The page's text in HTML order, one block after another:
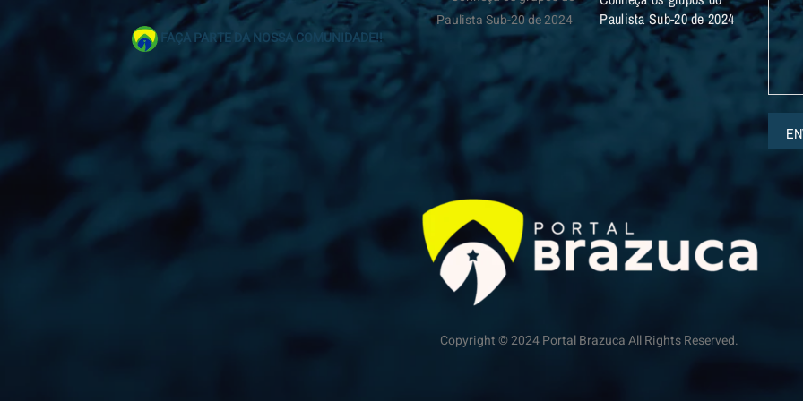
FAÇA PARTE DA NOSSA COMUNIDADE!!
Paulista Sub-20 de 2024
Copyright © 2024 Portal Brazuca All Rights Reserved.